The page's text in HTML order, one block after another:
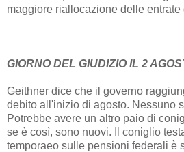
maggiore riallocazione delle entrate
GIORNO DEL GIUDIZIO IL 2
Geithner dice che il governo
debito all'inizio di agosto. Nessuno
Potrebbe avere un altro paio di
se è così, sono nuovi. Il coniglio
temporaeo sulle pensioni federali è